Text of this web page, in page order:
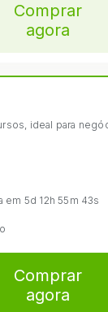
Comprar
agora
ideal para
em 5d 12h 55m 42s
Comprar
agora